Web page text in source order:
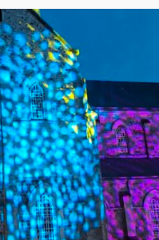
LIRE L'ARTICLE COMPLET
en Caux,
du feu